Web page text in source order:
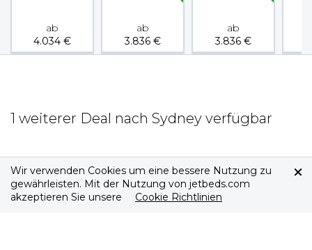
ab
4.034 €
ab
3.836 €
ab
3.836 €
1 weiterer Deal nach Sydney verfügbar
Wir verwenden Cookies um eine bessere Nutzung zu
gewährleisten. Mit der Nutzung von jetbeds.com
akzeptieren Sie unsere
Cookie Richtlinien